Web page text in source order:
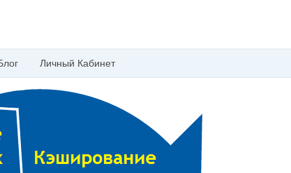
Личный Кабинет